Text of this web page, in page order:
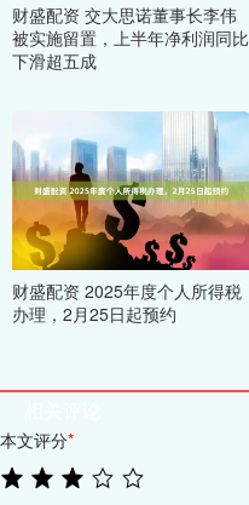
财盛配资 交大思诺董事长李伟
被实施留置，上半年净利润同比
下滑超五成
财盛配资 2025年度个人所得税
办理，2月25日起预约
本文评分*